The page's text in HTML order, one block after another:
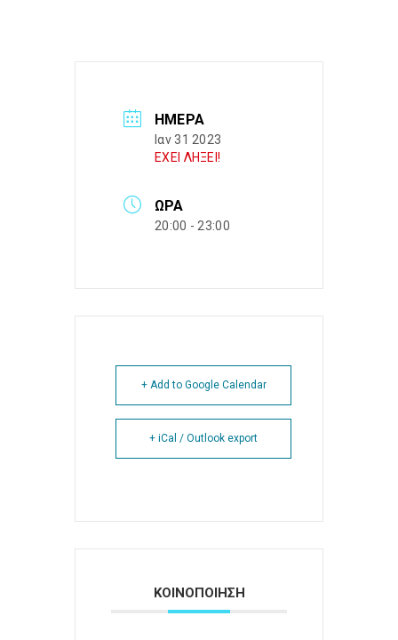
ΗΜΈΡΑ
Ιαν 31 2023
ΕΧΕΙ ΛΗΞΕΙ!
ΏΡΑ
20:00 - 23:00
+ Add to Google Calendar
+ iCal / Outlook export
ΚΟΙΝΟΠΟΙΗΣΗ